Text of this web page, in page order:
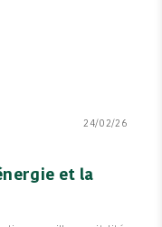
24/02/26
et la